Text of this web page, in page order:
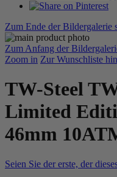
Zum Ende der Bildergalerie
Zum Anfang der
Zoom in Zur Wunschliste
TW-Steel
Limited
46mm
Seien Sie der erste, der